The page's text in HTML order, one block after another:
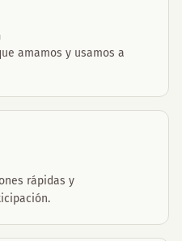
amamos y usamos a
rápidas y